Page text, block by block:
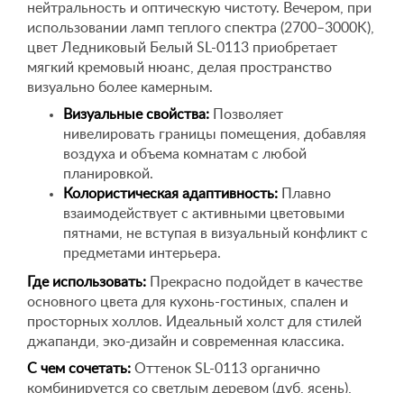
нейтральность и оптическую чистоту. Вечером, при
использовании ламп теплого спектра (2700–3000K),
цвет Ледниковый Белый SL-0113 приобретает
мягкий кремовый нюанс, делая пространство
визуально более камерным.
Визуальные свойства: Позволяет
нивелировать границы помещения, добавляя
воздуха и объема комнатам с любой
планировкой.
Колористическая адаптивность: Плавно
взаимодействует с активными цветовыми
пятнами, не вступая в визуальный конфликт с
предметами интерьера.
Где использовать: Прекрасно подойдет в качестве
основного цвета для кухонь-гостиных, спален и
просторных холлов. Идеальный холст для стилей
джапанди, эко-дизайн и современная классика.
С чем сочетать: Оттенок SL-0113 органично
комбинируется со светлым деревом (дуб, ясень),